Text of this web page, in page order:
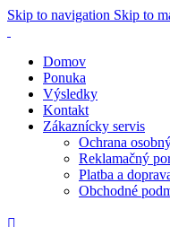
Skip to navigation Skip to
Domov
Ponuka
Výsledky
Kontakt
Zákaznícky servis
Ochrana
Reklamačný
Platba a
Obchodné